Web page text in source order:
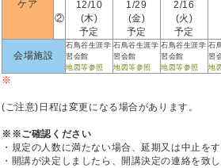
ケア
②
12/10
(木)
予定
1/29
(金)
予定
2/16
(火)
予定
会場施設
石鳥谷生涯学
習会館
地図等参照
石鳥谷生涯学
習会館
地図等参照
石鳥谷生涯学
習会館
地図等参照
石
習
地
※
(ご注意)日程は変更になる場合があります。
※※ご確認ください
・規定の人数に満たない場合、延期又は中止を
・開講が決定しましたら、開講決定の連絡を致し